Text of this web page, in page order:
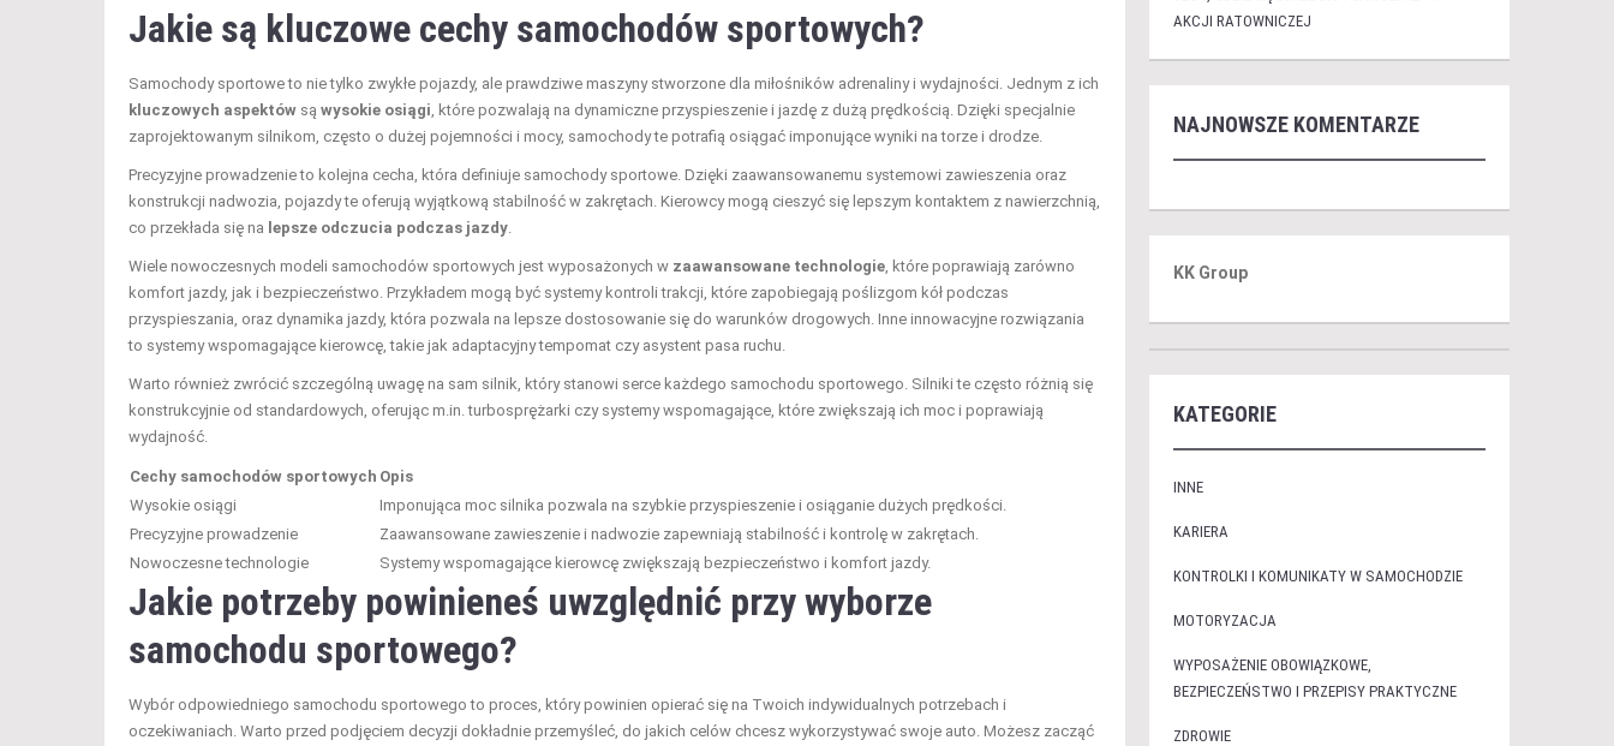
Jakie są kluczowe cechy samochodów sportowych?
Samochody sportowe to nie tylko zwykłe pojazdy, ale prawdziwe maszyny stworzone dla miłośników adrenaliny i wydajności. Jednym z ich
kluczowych aspektów są wysokie osiągi , które pozwalają na dynamiczne przyspieszenie i jazdę z dużą prędkością. Dzięki specjalnie
zaprojektowanym silnikom, często o dużej pojemności i mocy, samochody te potrafią osiągać imponujące wyniki na torze i drodze.
Precyzyjne prowadzenie to kolejna cecha, która definiuje samochody sportowe. Dzięki zaawansowanemu systemowi zawieszenia oraz
konstrukcji nadwozia, pojazdy te oferują wyjątkową stabilność w zakrętach. Kierowcy mogą cieszyć się lepszym kontaktem z nawierzchnią,
co przekłada się na lepsze odczucia podczas jazdy
Wiele nowoczesnych modeli samochodów sportowych jest wyposażonych w zaawansowane technologie , które poprawiają zarówno
komfort jazdy, jak i bezpieczeństwo. Przykładem mogą być systemy kontroli trakcji, które zapobiegają poślizgom kół podczas
przyspieszania, oraz dynamika jazdy, która pozwala na lepsze dostosowanie się do warunków drogowych. Inne innowacyjne rozwiązania
to systemy wspomagające kierowcę, takie jak adaptacyjny tempomat czy asystent pasa ruchu.
Warto również zwrócić szczególną uwagę na sam silnik, który stanowi serce każdego samochodu sportowego. Silniki te często różnią się
konstrukcyjnie od standardowych, oferując m.in. turbosprężarki czy systemy wspomagające, które zwiększają ich moc i poprawiają
wydajność.
Cechy samochodów sportowych Opis
Wysokie osiągi
Imponująca moc silnika pozwala na szybkie przyspieszenie i osiąganie dużych prędkości.
Precyzyjne prowadzenie
Zaawansowane zawieszenie i nadwozie zapewniają stabilność i kontrolę w zakrętach.
Nowoczesne technologie
Systemy wspomagające kierowcę zwiększają bezpieczeństwo i komfort jazdy.
Jakie potrzeby powinieneś uwzględnić przy wyborze
samochodu sportowego?
Wybór odpowiedniego samochodu sportowego to proces, który powinien opierać się na Twoich indywidualnych potrzebach i
oczekiwaniach. Warto przed podjęciem decyzji dokładnie przemyśleć, do jakich celów chcesz wykorzystywać swoje auto. Możesz zacząć
AKCJI RATOWNICZEJ
NAJNOWSZE KOMENTARZE
KK Group
KATEGORIE
INNE
KARIERA
KONTROLKI I KOMUNIKATY W SAMOCHODZIE
MOTORYZACJA
WYPOSAŻENIE OBOWIĄZKOWE,
BEZPIECZEŃSTWO I PRZEPISY PRAKTYCZNE
ZDROWIE